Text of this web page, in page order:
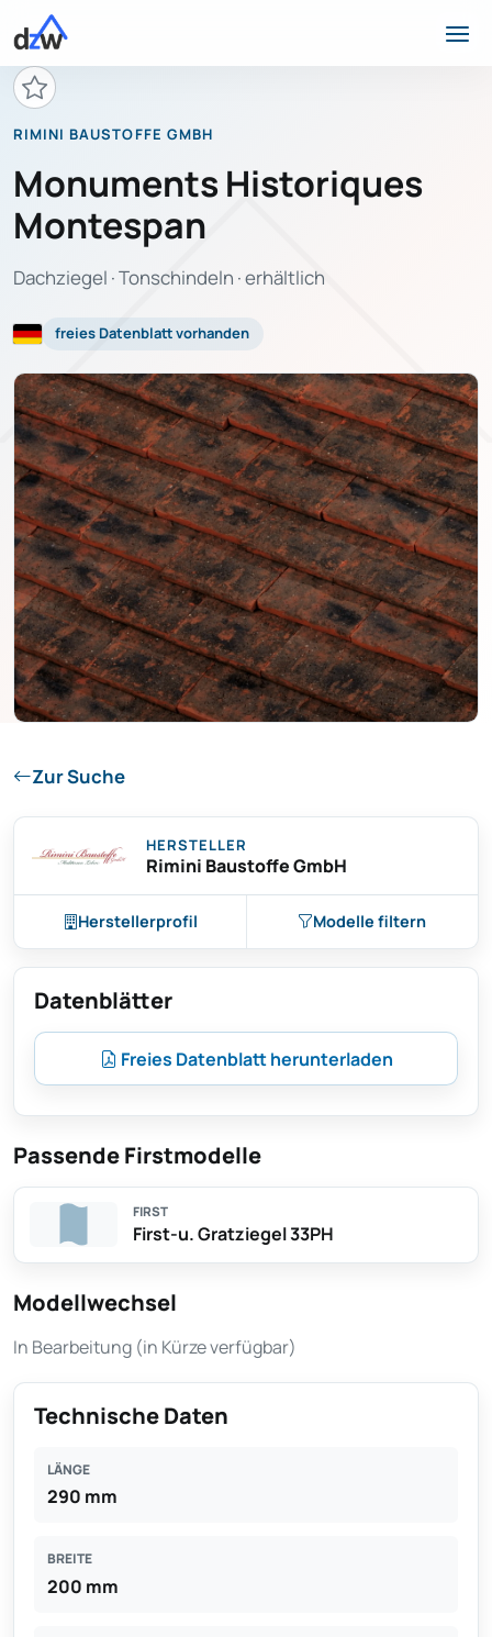
RIMINI BAUSTOFFE GMBH
Monuments Historiques
Montespan
Dachziegel · Tonschindeln · erhältlich
freies Datenblatt vorhanden
Zur Suche
Technische Daten
LÄNGE
290 mm
BREITE
200 mm
HERSTELLER
Rimini Baustoffe GmbH
Herstellerprofil Modelle filtern
Datenblätter
Freies Datenblatt herunterladen
Passende Firstmodelle
FIRST
First-u. Gratziegel 33PH
Modellwechsel
In Bearbeitung (in Kürze verfügbar)